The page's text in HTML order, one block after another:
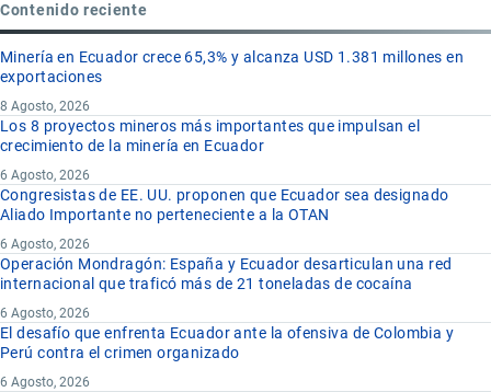
Contenido reciente
Minería en Ecuador crece 65,3% y alcanza USD 1.381 millones en
exportaciones
8 Agosto, 2026
Los 8 proyectos mineros más importantes que impulsan el
crecimiento de la minería en Ecuador
6 Agosto, 2026
Congresistas de EE. UU. proponen que Ecuador sea designado
Aliado Importante no perteneciente a la OTAN
6 Agosto, 2026
Operación Mondragón: España y Ecuador desarticulan una red
internacional que traficó más de 21 toneladas de cocaína
6 Agosto, 2026
El desafío que enfrenta Ecuador ante la ofensiva de Colombia y
Perú contra el crimen organizado
6 Agosto, 2026